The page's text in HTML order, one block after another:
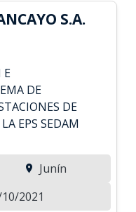
S.A.
E
DE
DE
EPS SEDAM
Junín
2021